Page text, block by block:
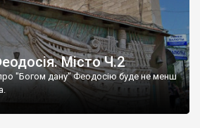
Місто Ч.2
"Богом дану" Феодосію буде не менш